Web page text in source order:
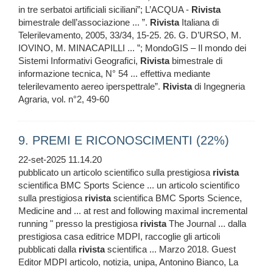
in tre serbatoi artificiali siciliani”; L’ACQUA - Rivista
bimestrale dell’associazione ... ”. RivistaItaliana di
Telerilevamento, 2005, 33/34, 15-25. 26. G. D’URSO, M.
IOVINO, M. MINACAPILLI ... ”; MondoGIS – Il mondo dei
Sistemi Informativi Geografici, Rivistabimestrale di
informazione tecnica, N° 54 ... effettiva mediante
telerilevamento aereo iperspettrale”. Rivistadi Ingegneria
Agraria, vol. n°2, 49-60
9. PREMI E RICONOSCIMENTI (22%)
22-set-2025 11.14.20
pubblicato un articolo scientifico sulla prestigiosa rivista
scientifica BMC Sports Science ... un articolo scientifico
sulla prestigiosa rivistascientifica BMC Sports Science,
Medicine and ... at rest and following maximal incremental
running " presso la prestigiosa rivistaThe Journal ... dalla
prestigiosa casa editrice MDPI, raccoglie gli articoli
pubblicati dalla rivistascientifica ... Marzo 2018. Guest
Editor MDPI articolo, notizia, unipa, Antonino Bianco, La